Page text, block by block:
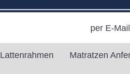
per E-
Lattenrahmen Matratzen